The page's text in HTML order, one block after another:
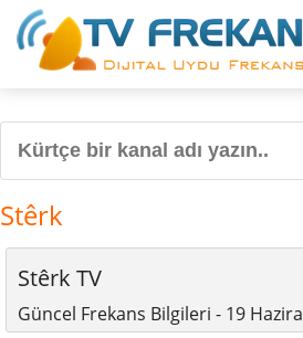
Stêrk
Stêrk TV
Güncel Frekans Bilgileri - 19